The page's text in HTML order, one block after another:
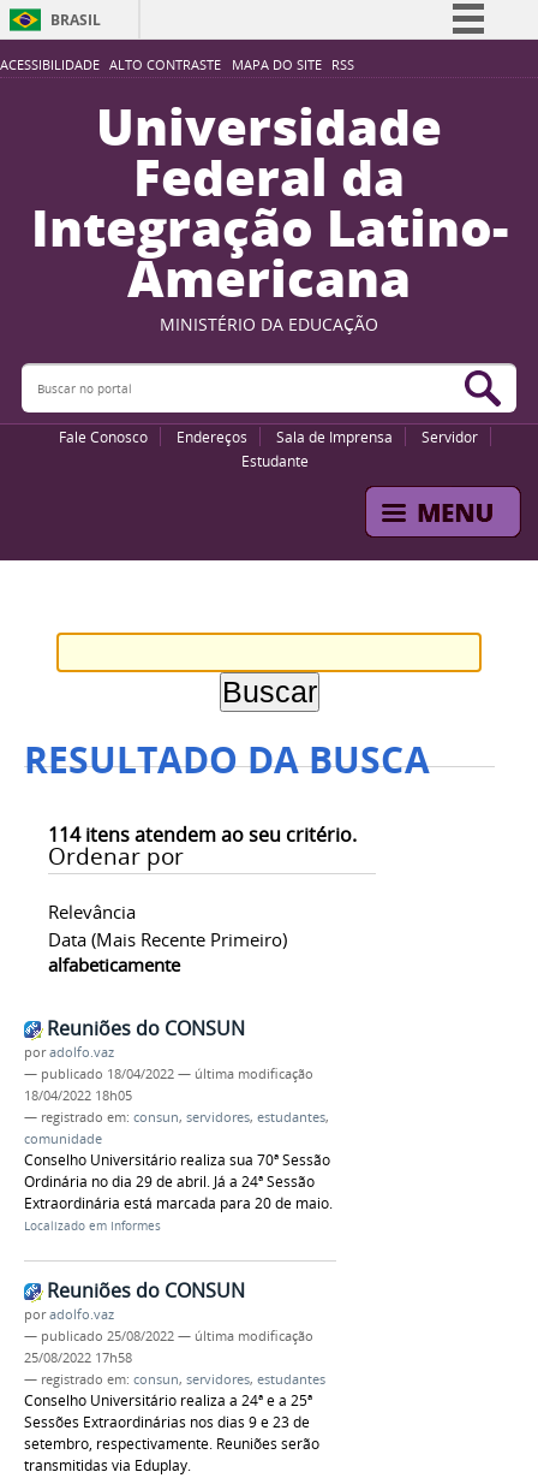
ACESSIBILIDADE ALTO CONTRASTE MAPA DO SITE RSS
BRASIL
Simplifique!
Participe
Acesso à informação
Legislação
Canais
Universidade
Federal da
Integração Latino-
Americana
MINISTÉRIO DA EDUCAÇÃO
Buscar no portal
Fale Conosco Endereços Sala de Imprensa
Servidor
Estudante
RESULTADO DA BUSCA
114itens atendem ao seu critério.
Ordenar por
Relevância
Data (mais Recente Primeiro)
alfabeticamente
Reuniões do CONSUN
poradolfo.vaz
— publicado 18/04/2022 — última modificação
18/04/2022 18h05
— registrado em: consun, servidores, estudantes,
comunidade
Conselho Universitário realiza sua 70ª Sessão
Ordinária no dia 29 de abril. Já a 24ª Sessão
Extraordinária está marcada para 20 de maio.
Localizado em Informes
Reuniões do CONSUN
poradolfo.vaz
— publicado 25/08/2022 — última modificação
25/08/2022 17h58
— registrado em: consun, servidores, estudantes
Conselho Universitário realiza a 24ª e a 25ª
Sessões Extraordinárias nos dias 9 e 23 de
setembro, respectivamente. Reuniões serão
transmitidas via Eduplay.